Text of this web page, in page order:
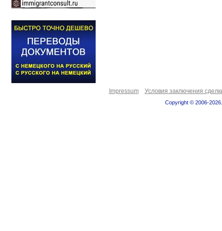
Impressum Условия заключения
Copyright © 2006-